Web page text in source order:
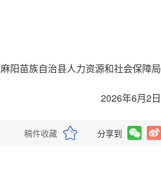
麻阳苗族自治县人力资源和社会保障局
2026年6月2日
稿件收藏 分享到